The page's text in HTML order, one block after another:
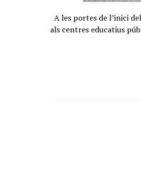
A les portes de l’inici
als centres educatius